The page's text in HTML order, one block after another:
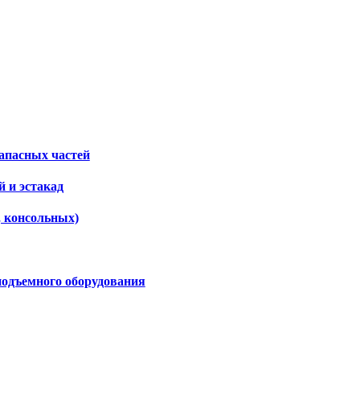
частей
и эстакад
консольных)
оборудования